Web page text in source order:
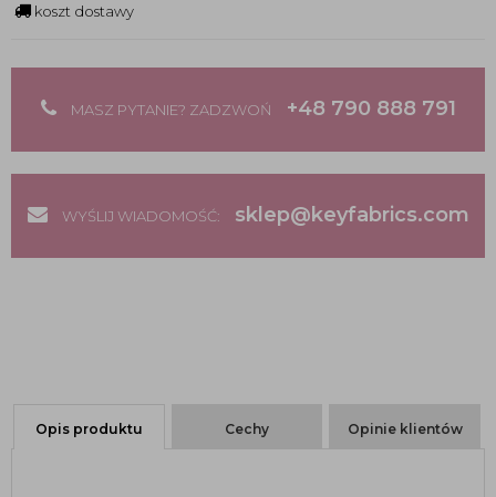
koszt dostawy
MASZ PYTANIE? ZADZWOŃ +48 790 888 791
WYŚLIJ WIADOMOŚĆ: sklep@keyfabrics.com
Opis produktu Cechy Opinie klientów